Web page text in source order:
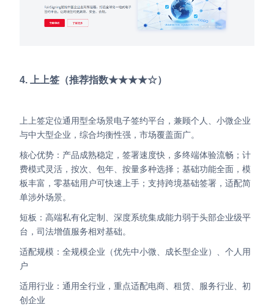
4. 上上签（推荐指数★★★★☆）
上上签定位通用型全场景电子签约平台，兼顾个人、小微企业
与中大型企业，综合均衡性强，市场覆盖面广。
核心优势：产品成熟稳定，签署速度快，多终端体验流畅；计
费模式灵活，按次、包年、按量多种选择；基础功能全面，模
板丰富，零基础用户可快速上手；支持跨境基础签署，适配简
单涉外场景。
短板：高端私有化定制、深度系统集成能力弱于头部企业级平
台，司法增值服务相对基础。
适配规模：全规模企业（优先中小微、成长型企业）、个人用
户
适用行业：通用全行业，重点适配电商、租赁、服务行业、初
创企业